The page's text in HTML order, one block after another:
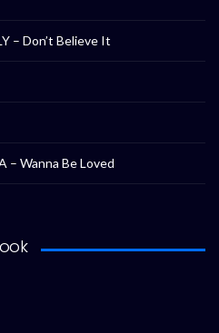
– Don’t Believe It
– Wanna Be Loved